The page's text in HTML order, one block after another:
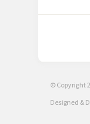
© Copyright
Designed &